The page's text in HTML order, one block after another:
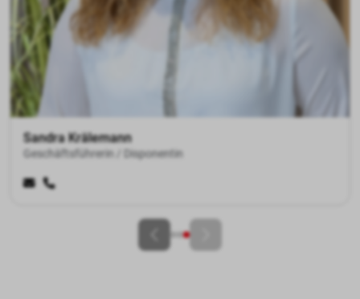
Heinz Krälemann
Geschäftsführer